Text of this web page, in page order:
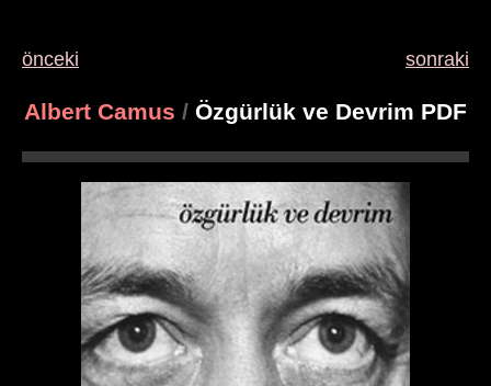
önceki sonraki
Albert Camus / Özgürlük ve Devrim PDF